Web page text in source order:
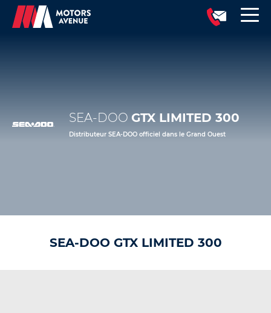
SEA-DOO GTX LIMITED 300
Distributeur SEA-DOO officiel dans le Grand Ouest
SEA-DOO GTX LIMITED 300